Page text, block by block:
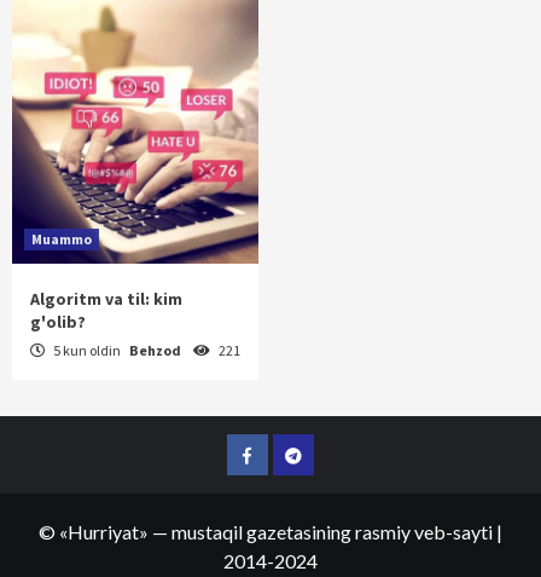
Muammo
Algoritm va til: kim
g'olib?
5 kun oldin Behzod 221
FacebookTelegram
© «Hurriyat» — mustaqil gazetasining rasmiy veb-sayti |
2014-2024